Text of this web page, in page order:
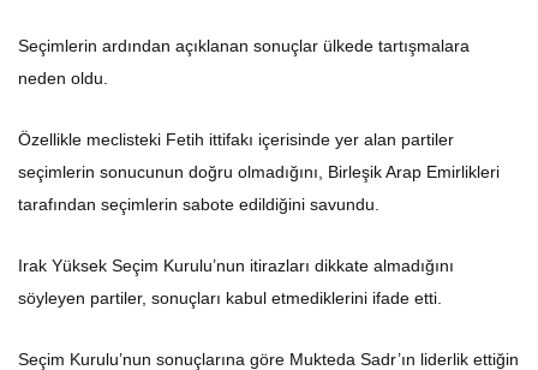
Seçimlerin ardından açıklanan sonuçlar ülkede tartışmalara
neden oldu.
Özellikle meclisteki Fetih ittifakı içerisinde yer alan partiler
seçimlerin sonucunun doğru olmadığını, Birleşik Arap Emirlikleri
tarafından seçimlerin sabote edildiğini savundu.
Irak Yüksek Seçim Kurulu’nun itirazları dikkate almadığını
söyleyen partiler, sonuçları kabul etmediklerini ifade etti.
Seçim Kurulu’nun sonuçlarına göre Mukteda Sadr’ın liderlik ettiğin